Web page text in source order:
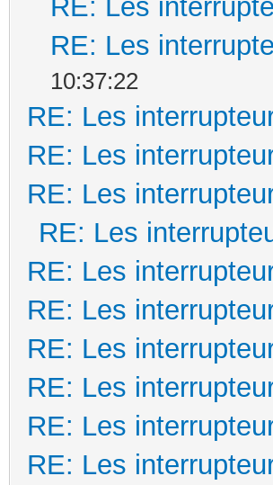
RE: Les
RE: Les
10:37:22
RE: Les
RE: Les
RE: Les
RE: Les
RE: Les
RE: Les
RE: Les
RE: Les
RE: Les
RE: Les